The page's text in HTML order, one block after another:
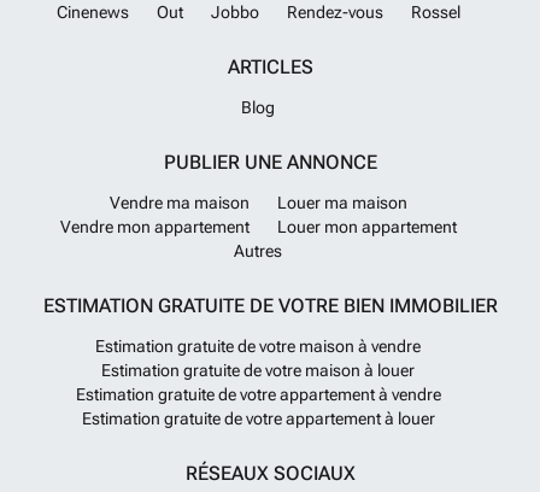
Cinenews
Out Jobbo Rendez-vous Rossel
ARTICLES
Blog
PUBLIER UNE ANNONCE
Vendre ma maison
Louer ma maison
Vendre mon appartement
Louer mon appartement
Autres
ESTIMATION GRATUITE DE VOTRE BIEN IMMOBILIER
Estimation gratuite de votre maison à vendre
Estimation gratuite de votre maison à louer
Estimation gratuite de votre appartement à vendre
Estimation gratuite de votre appartement à louer
RÉSEAUX SOCIAUX